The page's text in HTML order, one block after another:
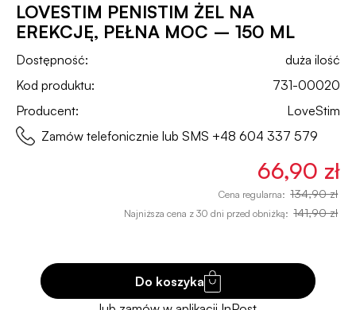
LOVESTIM PENISTIM ŻEL NA
EREKCJĘ, PEŁNA MOC – 150 ML
Dostępność:
duża ilość
Kod produktu:
731-00020
Producent:
LoveStim
Zamów telefonicznie lub SMS +48 604 337 579
66,90 zł
Cena regularna: 134,90 zł
Najniższa cena z 30 dni przed obniżką: 141,90 zł
Do koszyka